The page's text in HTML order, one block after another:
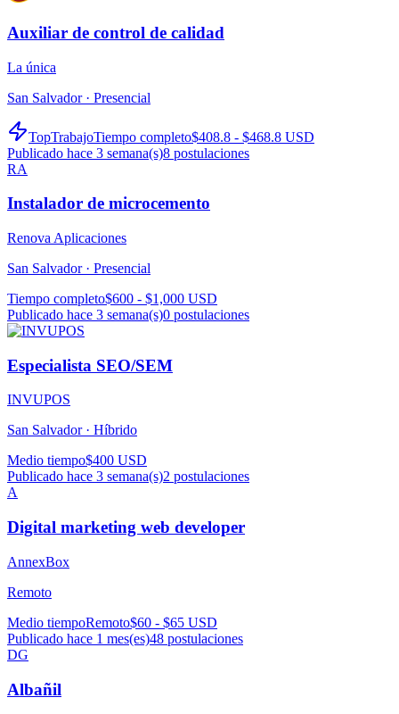
Auxiliar de control de calidad
La única
San Salvador · Presencial
TopTrabajoTiempo completo$408.8 - $468.8 USD
Publicado hace 3 semana(s)8 postulaciones
RA
Instalador de microcemento
Renova Aplicaciones
San Salvador · Presencial
Tiempo completo$600 - $1,000 USD
Publicado hace 3 semana(s)0 postulaciones
Especialista SEO/SEM
INVUPOS
San Salvador · Híbrido
Medio tiempo$400 USD
Publicado hace 3 semana(s)2 postulaciones
A
Digital marketing web developer
AnnexBox
Remoto
Medio tiempoRemoto$60 - $65 USD
Publicado hace 1 mes(es)48 postulaciones
DG
Albañil